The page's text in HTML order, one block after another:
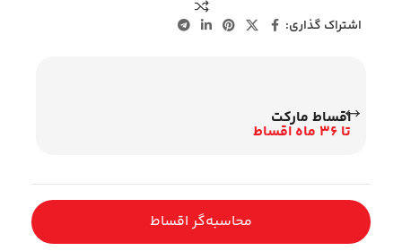
اشتراک گذاری:
اقساط مارکت
تا 36 ماه اقساط
محاسبه‌گر اقساط